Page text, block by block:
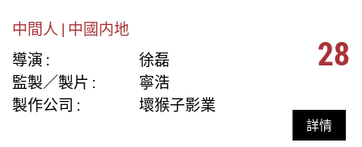
中間人 | 中國内地
導演 :
徐磊
監製／製片 :
寧浩
製作公司 :
壞猴子影業
28
詳情